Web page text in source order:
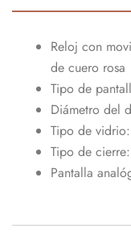
Reloj con
de cuero rosa
Tipo de
Diámetro del
Tipo de
Tipo de
Pantalla